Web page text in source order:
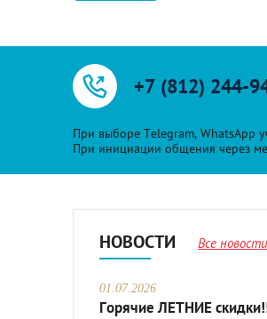
+7 (812) 244-
При выборе Telegram, WhatsApp
При инициации общения через
НОВОСТИ Все новости
01.07.2026
Горячие ЛЕТНИЕ